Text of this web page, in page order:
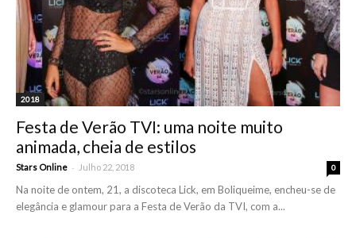
2018
Festa de Verão TVI: uma noite muito
animada, cheia de estilos
Stars Online - Julho 22, 2018 0
Na noite de ontem, 21, a discoteca Lick, em Boliqueime, encheu-se de
elegância e glamour para a Festa de Verão da TVI, com a...